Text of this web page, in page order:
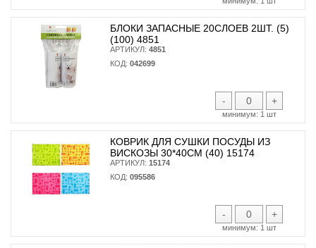
БЛОКИ ЗАПАСНЫЕ 20СЛОЕВ 2ШТ. (5)
(100) 4851
АРТИКУЛ: 4851
КОД: 042699
- +
минимум: 1 шт
КОВРИК ДЛЯ СУШКИ ПОСУДЫ ИЗ
ВИСКОЗЫ 30*40СМ (40) 15174
АРТИКУЛ: 15174
КОД: 095586
- +
минимум: 1 шт